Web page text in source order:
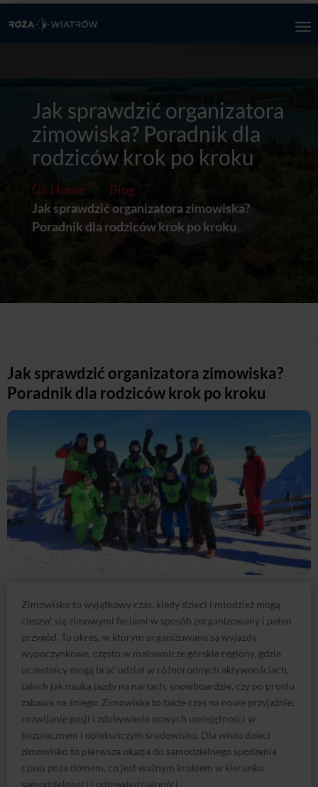
Jak sprawdzić organizatora
zimowiska? Poradnik dla
rodziców krok po kroku
Home Blog
Jak sprawdzić organizatora zimowiska?
Poradnik dla rodziców krok po kroku
Jak sprawdzić organizatora zimowiska?
Poradnik dla rodziców krok po kroku
Zimowisko to wyjątkowy czas, kiedy dzieci i młodzież mogą
cieszyć się zimowymi feriami w sposób zorganizowany i pełen
przygód. To okres, w którym organizowane są wyjazdy
wypoczynkowe, często w malownicze górskie regiony, gdzie
uczestnicy mogą brać udział w różnorodnych aktywnościach,
takich jak nauka jazdy na nartach, snowboardzie, czy po prostu
zabawa na śniegu. Zimowiska to także czas na nowe przyjaźnie,
rozwijanie pasji i zdobywanie nowych umiejętności w
bezpiecznym i opiekuńczym środowisku. Dla wielu dzieci
zimowisko to pierwsza okazja do samodzielnego spędzenia
czasu poza domem, co jest ważnym krokiem w kierunku
samodzielności i odpowiedzialności.